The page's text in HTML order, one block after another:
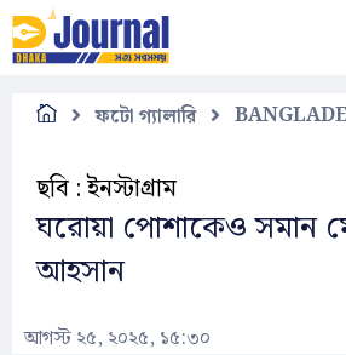
Skip to main content
ফটো গ্যালারি
ছবি : ইনস্টাগ্রাম
ঘরোয়া পোশাকেও সমান
আহসান
আগস্ট ২৫, ২০২৫, ১৫:৩০